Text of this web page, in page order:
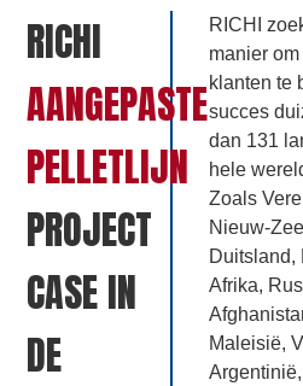
RICHI
AANGEPASTE
PELLETLIJN
PROJECT
CASE IN
DE
RICHI
manier
klanten te
succes
dan 131
hele
Zoals
Nieuw-
Duitsland,
Afrika,
Maleisië,